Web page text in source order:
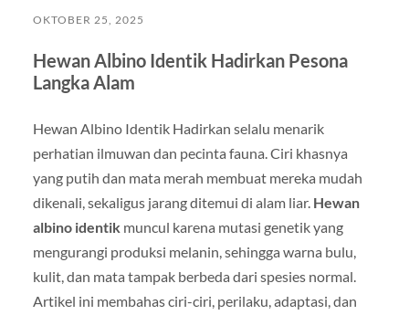
OKTOBER 25, 2025
Hewan Albino Identik Hadirkan Pesona
Langka Alam
Hewan Albino Identik Hadirkan selalu menarik
perhatian ilmuwan dan pecinta fauna. Ciri khasnya
yang putih dan mata merah membuat mereka mudah
dikenali, sekaligus jarang ditemui di alam liar. Hewan
albino identikmuncul karena mutasi genetik yang
mengurangi produksi melanin, sehingga warna bulu,
kulit, dan mata tampak berbeda dari spesies normal.
Artikel ini membahas ciri-ciri, perilaku, adaptasi, dan